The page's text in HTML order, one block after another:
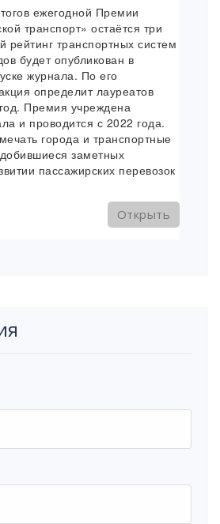
ежегодной Премии
транспорт» остаётся три
рейтинг транспортных систем
будет опубликован в
журнала. По его
определит лауреатов
Премия учреждена
и проводится с 2022 года.
города и транспортные
заметных
пассажирских перевозок
Открыть